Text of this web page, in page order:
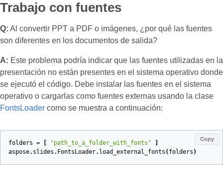
Trabajo con fuentes
Q: Al convertir PPT a PDF o imágenes, ¿por qué las fuentes
son diferentes en los documentos de salida?
A: Este problema podría indicar que las fuentes utilizadas en la
presentación no están presentes en el sistema operativo donde
se ejecutó el código. Debe instalar las fuentes en el sistema
operativo o cargarlas como fuentes externas usando la clase
FontsLoader como se muestra a continuación:
Copy
folders = "path_to_a_folder_with_fonts"
aspose. slides . FontsLoader. load_external_fonts ( folders )